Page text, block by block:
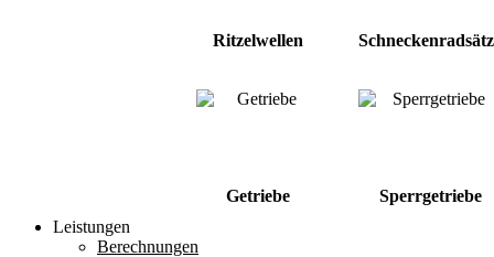
Ritzelwellen
Getriebe
Sperrgetriebe
Leistungen
Berechnungen